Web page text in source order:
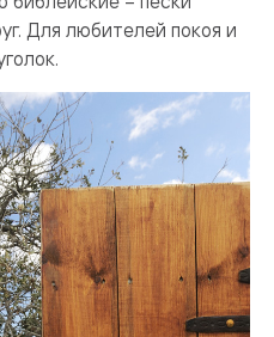
Для любителей покоя и